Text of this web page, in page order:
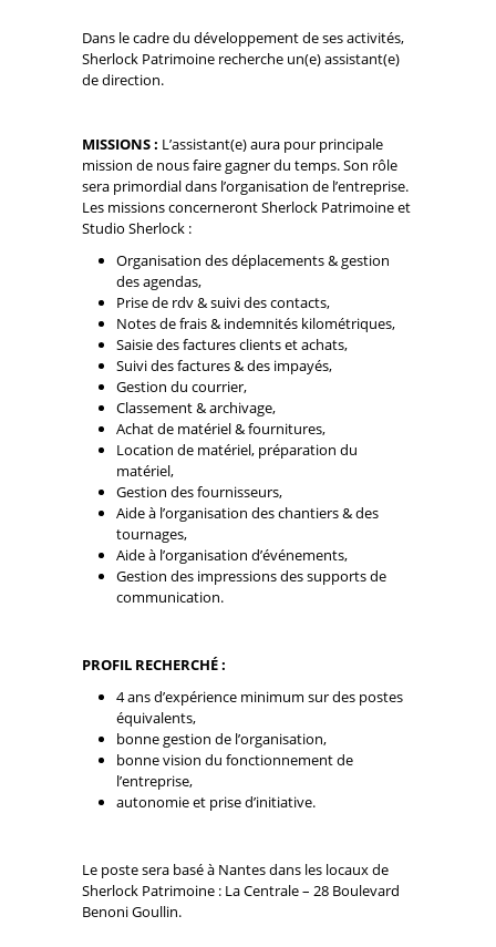
Dans le cadre du développement de ses activités,
Sherlock Patrimoine recherche un(e) assistant(e)
de direction.
MISSIONS : L’assistant(e) aura pour principale
mission de nous faire gagner du temps. Son rôle
sera primordial dans l’organisation de l’entreprise.
Les missions concerneront Sherlock Patrimoine et
Studio Sherlock :
Organisation des déplacements & gestion
des agendas,
Prise de rdv & suivi des contacts,
Notes de frais & indemnités kilométriques,
Saisie des factures clients et achats,
Suivi des factures & des impayés,
Gestion du courrier,
Classement & archivage,
Achat de matériel & fournitures,
Location de matériel, préparation du
matériel,
Gestion des fournisseurs,
Aide à l’organisation des chantiers & des
tournages,
Aide à l’organisation d’événements,
Gestion des impressions des supports de
communication.
PROFIL RECHERCHÉ :
4 ans d’expérience minimum sur des postes
équivalents,
bonne gestion de l’organisation,
bonne vision du fonctionnement de
l’entreprise,
autonomie et prise d’initiative.
Le poste sera basé à Nantes dans les locaux de
Sherlock Patrimoine : La Centrale – 28 Boulevard
Benoni Goullin.